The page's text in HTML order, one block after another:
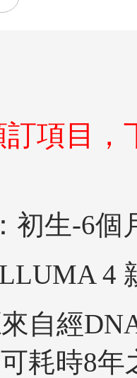
項目
初生-6個
4
自經
耗時8年